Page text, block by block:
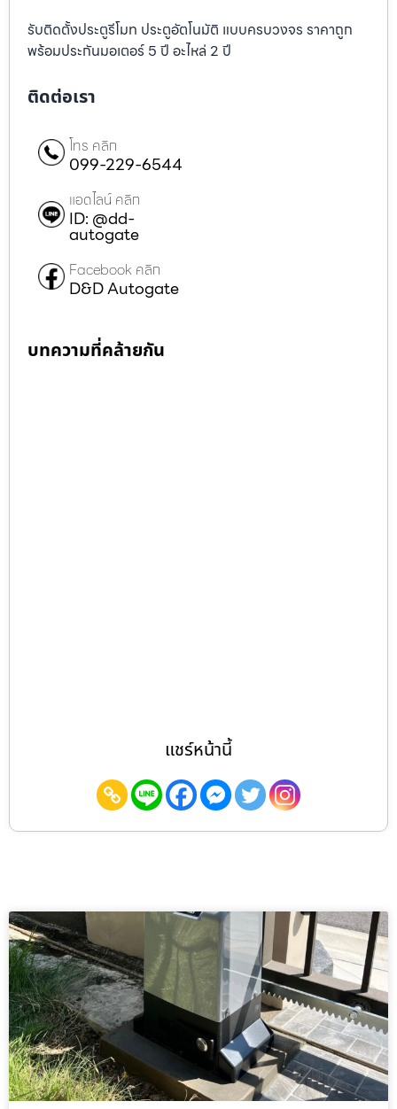
รับติดตั้งประตูรีโมท ประตูอัตโนมัติ แบบครบวงจร ราคาถูก
พร้อมประกันมอเตอร์ 5 ปี อะไหล่ 2 ปี
ติดต่อเรา
โทร คลิก
099-229-6544
แอดไลน์ คลิก
ID: @dd-
autogate
Facebook คลิก
D&D Autogate
บทความที่คล้ายกัน
แชร์หน้านี้